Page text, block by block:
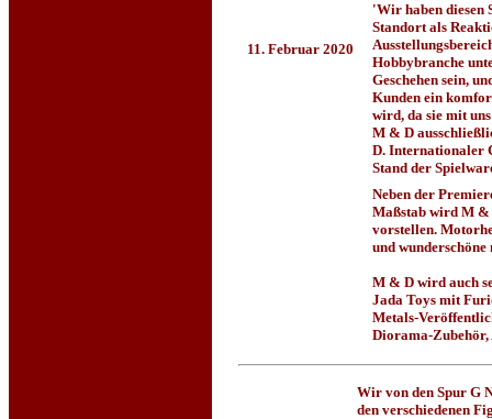
11. Februar 2020
'Wir haben diesen
Standort als
Hobbybranche
Geschehen sein,
Kunden ein
wird, da sie mit
M & D
D. Internationaler
Stand der
Neben der
Maßstab wird M
vorstellen.
und
M & D wird auch
Jada Toys mit
Metals-
Diorama-Zubehör,
Wir von den Spur G
den verschiedenen